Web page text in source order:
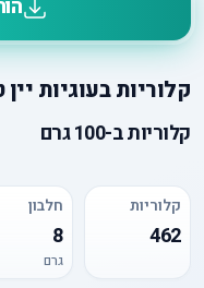
קלוריותבעוגיות
קלוריותב-100 גרם
קלוריות
462
חלבון
8
גרם